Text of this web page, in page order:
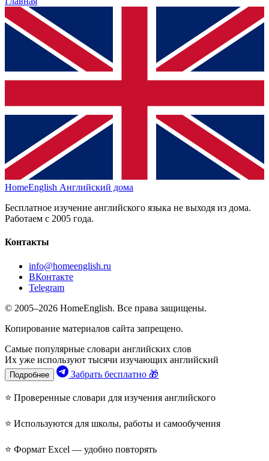
HomeEnglish Английский дома
Бесплатное изучение английского языка не выходя из дома.
Работаем с 2005 года.
Контакты
info@homeenglish.ru
ВКонтакте
Telegram
© 2005–2026 HomeEnglish. Все права защищены.
Копирование материалов сайта запрещено.
Самые популярные словари английских слов
Их уже используют тысячи изучающих английский
Подробнее Забрать бесплатно 🎁
⭐ Проверенные словари для изучения английского
⭐ Используются для школы, работы и самообучения
⭐ Формат Excel — удобно повторять